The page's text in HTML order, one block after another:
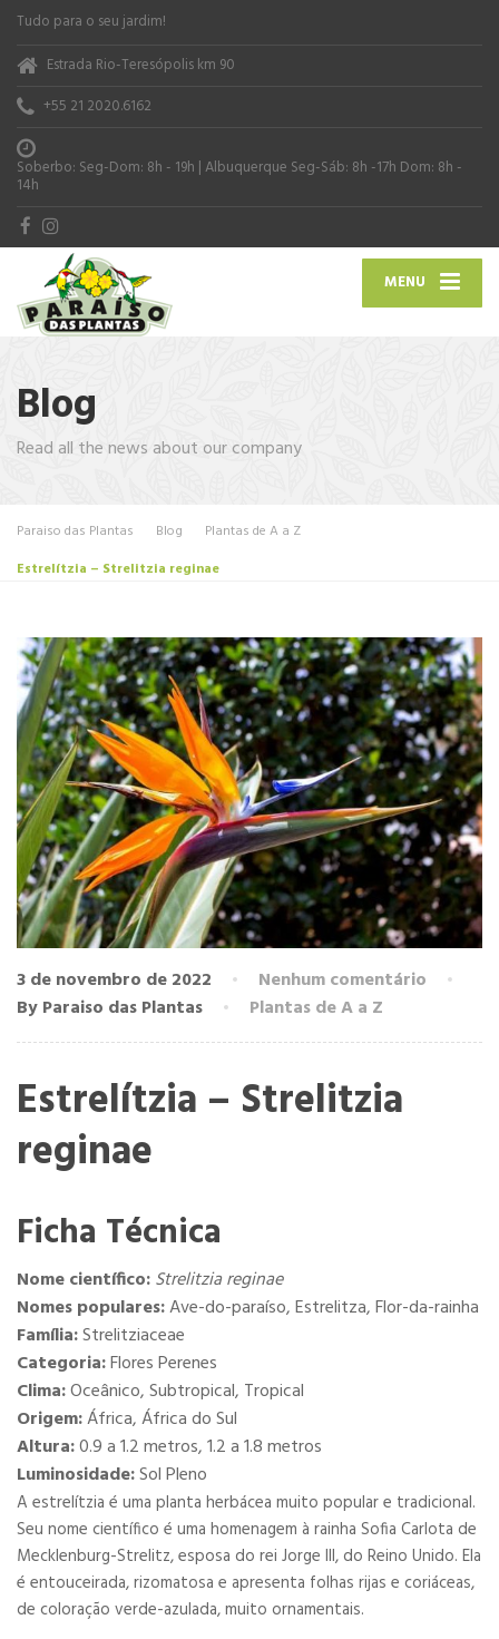
Tudo para o seu jardim!
Estrada Rio-Teresópolis km 90
+55 21 2020.6162
Soberbo: Seg-Dom: 8h - 19h | Albuquerque Seg-Sáb: 8h -17h Dom: 8h -
14h
MENU
Blog
Read all the news about our company
Paraiso das Plantas Blog
Plantas de A a Z
Estrelítzia – Strelitzia reginae
3 de novembro de 2022
Nenhum comentário
By Paraiso das Plantas
Plantas de A a Z
Estrelítzia – Strelitzia
reginae
Ficha Técnica
Nome científico:Strelitzia reginae
Nomes populares:Ave-do-paraíso, Estrelitza, Flor-da-rainha
Família:Strelitziaceae
Categoria:Flores Perenes
Clima:Oceânico, Subtropical, Tropical
Origem:África, África do Sul
Altura:0.9 a 1.2 metros, 1.2 a 1.8 metros
Luminosidade:Sol Pleno
A estrelítzia é uma planta herbácea muito popular e tradicional.
Seu nome científico é uma homenagem à rainha Sofia Carlota de
Mecklenburg-Strelitz, esposa do rei Jorge III, do Reino Unido. Ela
é entouceirada, rizomatosa e apresenta folhas rijas e coriáceas,
de coloração verde-azulada, muito ornamentais.